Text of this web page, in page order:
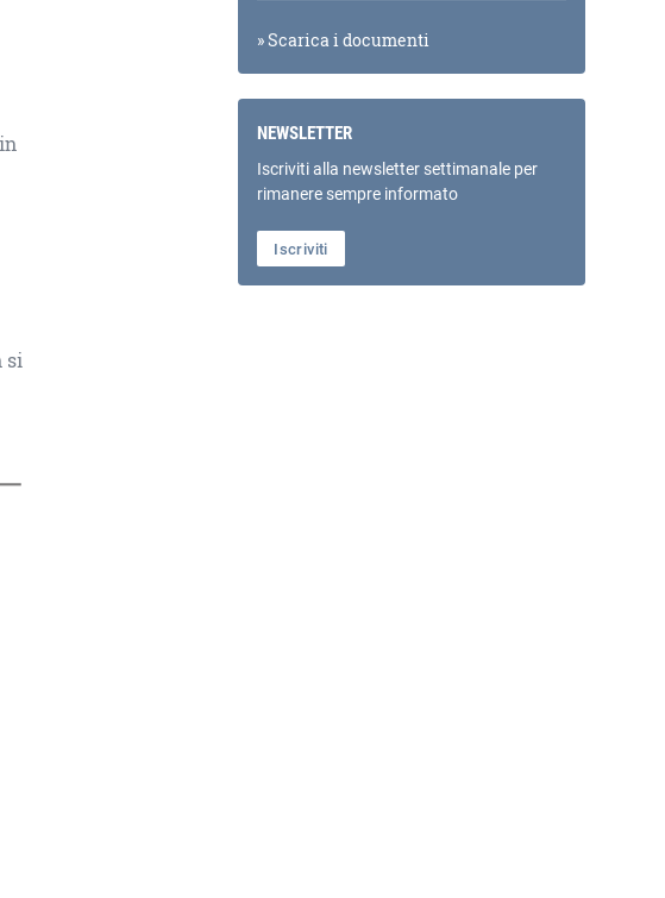
si
» Scarica i documenti
NEWSLETTER
Iscriviti alla newsletter settimanale per
rimanere sempre informato
Iscriviti